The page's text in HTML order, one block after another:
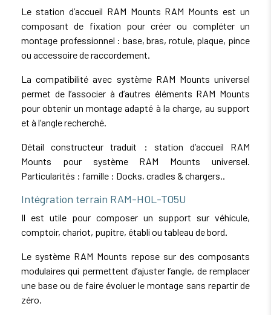
Le station d’accueil RAM Mounts RAM Mounts est un
composant de fixation pour créer ou compléter un
montage professionnel : base, bras, rotule, plaque, pince
ou accessoire de raccordement.
La compatibilité avec système RAM Mounts universel
permet de l’associer à d’autres éléments RAM Mounts
pour obtenir un montage adapté à la charge, au support
et à l’angle recherché.
Détail constructeur traduit : station d’accueil RAM
Mounts pour système RAM Mounts universel.
Particularités : famille : Docks, cradles & chargers..
Intégration terrain RAM-HOL-TO5U
Il est utile pour composer un support sur véhicule,
comptoir, chariot, pupitre, établi ou tableau de bord.
Le système RAM Mounts repose sur des composants
modulaires qui permettent d’ajuster l’angle, de remplacer
une base ou de faire évoluer le montage sans repartir de
zéro.